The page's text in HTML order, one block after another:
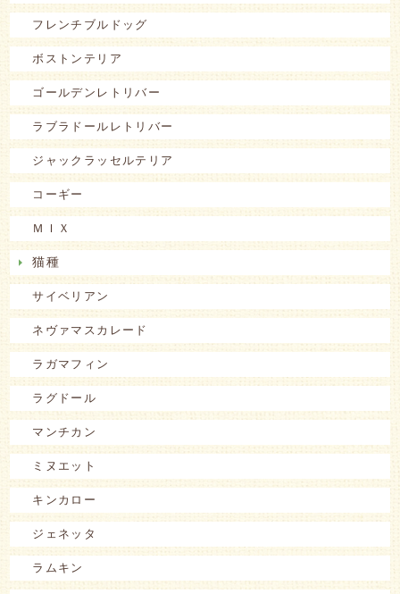
フレンチブルドッグ
ボストンテリア
ゴールデンレトリバー
ラブラドールレトリバー
ジャックラッセルテリア
コーギー
ＭＩＸ
猫種
サイベリアン
ネヴァマスカレード
ラガマフィン
ラグドール
マンチカン
ミヌエット
キンカロー
ジェネッタ
ラムキン